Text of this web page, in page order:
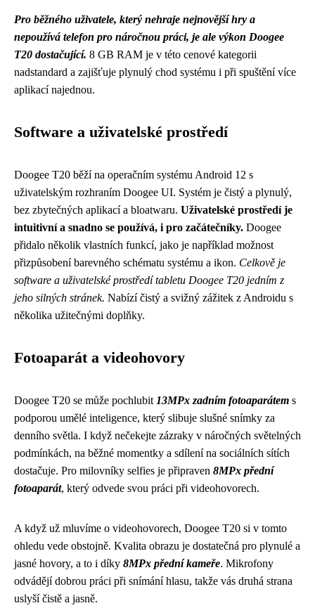
Pro běžného uživatele, který nehraje nejnovější hry a
nepoužívá telefon pro náročnou práci, je ale výkon Doogee
T20 dostačující. 8 GB RAM je v této cenové kategorii
nadstandard a zajišťuje plynulý chod systému i při spuštění více
aplikací najednou.
Software a uživatelské prostředí
Doogee T20 běží na operačním systému Android 12 s
uživatelským rozhraním Doogee UI. Systém je čistý a plynulý,
bez zbytečných aplikací a bloatwaru. Uživatelské prostředí je
intuitivní a snadno se používá, i pro začátečníky. Doogee
přidalo několik vlastních funkcí, jako je například možnost
přizpůsobení barevného schématu systému a ikon. Celkově je
software a uživatelské prostředí tabletu Doogee T20 jedním z
jeho silných stránek. Nabízí čistý a svižný zážitek z Androidu s
několika užitečnými doplňky.
Fotoaparát a videohovory
Doogee T20 se může pochlubit 13MPx zadním fotoaparátem s
podporou umělé inteligence, který slibuje slušné snímky za
denního světla. I když nečekejte zázraky v náročných světelných
podmínkách, na běžné momentky a sdílení na sociálních sítích
dostačuje. Pro milovníky selfies je připraven 8MPx přední
fotoaparát, který odvede svou práci při videohovorech.
A když už mluvíme o videohovorech, Doogee T20 si v tomto
ohledu vede obstojně. Kvalita obrazu je dostatečná pro plynulé a
jasné hovory, a to i díky 8MPx přední kameře. Mikrofony
odvádějí dobrou práci při snímání hlasu, takže vás druhá strana
uslyší čistě a jasně.